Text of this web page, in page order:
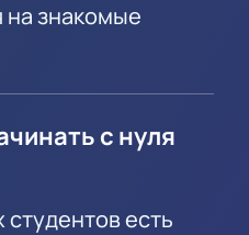
на знакомые
с нуля
есть